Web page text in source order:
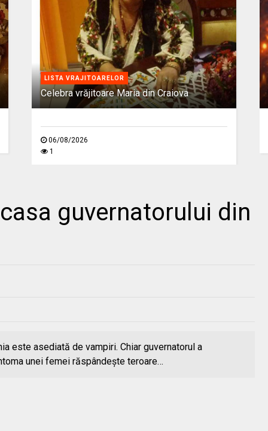
LISTA VRAJITOARELOR
Celebra vrăjitoare Maria din Craiova
06/08/2026
1
guvernatorului din
este asediată de vampiri. Chiar guvernatorul a
unei femei răspândeşte teroare…